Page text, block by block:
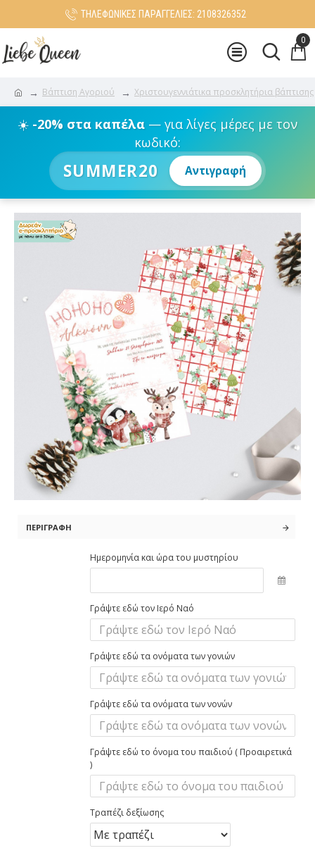
ΤΗΛΕΦΩΝΙΚΕΣ ΠΑΡΑΓΓΕΛΙΕΣ: 2108326352
0
Βάπτιση Αγοριού Χριστουγεννιάτικα προσκλητήρια βάπτισης
☀️ -20% στα καπέλα— για λίγες μέρες με τον
κωδικό:
SUMMER20 Αντιγραφή
ΠΕΡΙΓΡΑΦΉ
Ημερομηνία και ώρα του μυστηρίου
Γράψτε εδώ τον Ιερό Ναό
Γράψτε εδώ τα ονόματα των γονιών
Γράψτε εδώ τα ονόματα των νονών
Γράψτε εδώ το όνομα του παιδιού ( Προαιρετικά
)
Τραπέζι δεξίωσης